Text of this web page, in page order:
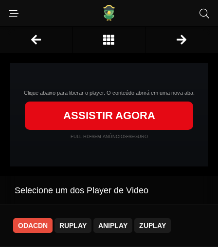
Clique abaixo para liberar o player. O conteúdo abrirá em uma nova aba.
ASSISTIR AGORA
FULL HD•SEM ANÚNCIOS•SEGURO
Selecione um dos Player de Video
ODACDN RUPLAY ANIPLAY ZUPLAY